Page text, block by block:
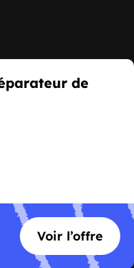
de
Voir l’offre